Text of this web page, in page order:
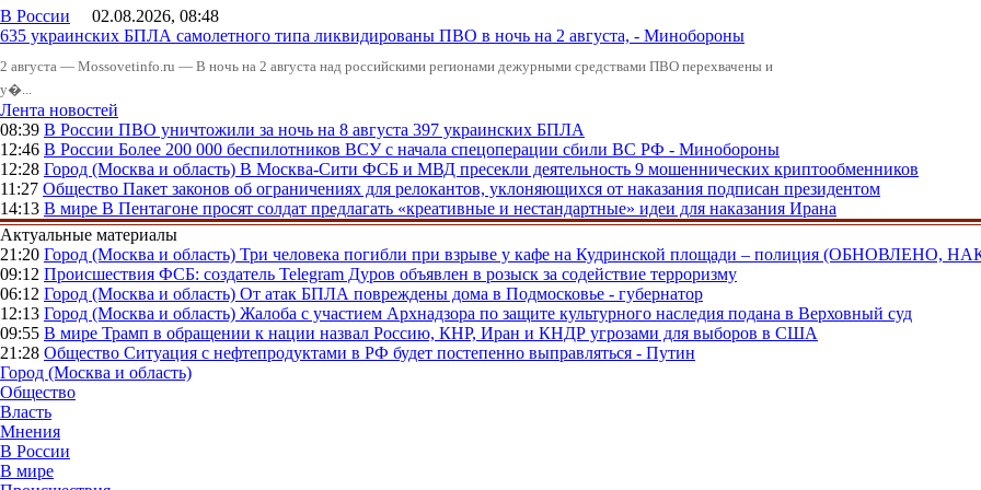
В России 02.08.2026, 08:48
635 украинских БПЛА самолетного типа ликвидированы ПВО в ночь на 2 августа, - Минобороны
2 августа — Mossovetinfo.ru — В ночь на 2 августа над российскими регионами дежурными средствами ПВО перехвачены и
у�...
Лента новостей
08:39 В России ПВО уничтожили за ночь на 8 августа 397 украинских БПЛА
12:46 В России Более 200 000 беспилотников ВСУ с начала спецоперации сбили ВС РФ - Минобороны
12:28 Город (Москва и область) В Москва-Сити ФСБ и МВД пресекли деятельность 9 мошеннических криптообменников
11:27 Общество Пакет законов об ограничениях для релокантов, уклоняющихся от наказания подписан президентом
14:13 В мире В Пентагоне просят солдат предлагать «креативные и нестандартные» идеи для наказания Ирана
Актуальные материалы
21:20 Город (Москва и область) Три человека погибли при взрыве у кафе на Кудринской площади – полиция (ОБНОВЛЕНО,
09:12 Происшествия ФСБ: создатель Telegram Дуров объявлен в розыск за содействие терроризму
06:12 Город (Москва и область) От атак БПЛА повреждены дома в Подмосковье - губернатор
12:13 Город (Москва и область) Жалоба с участием Архнадзора по защите культурного наследия подана в Верховный суд
09:55 В мире Трамп в обращении к нации назвал Россию, КНР, Иран и КНДР угрозами для выборов в США
21:28 Общество Ситуация с нефтепродуктами в РФ будет постепенно выправляться - Путин
Город (Москва и область)
Общество
Власть
Мнения
В России
В мире